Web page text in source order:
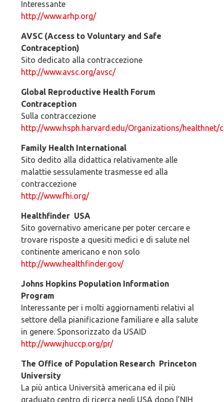
Interessante
http://www.arhp.org/
AVSC (Access to Voluntary and Safe
Contraception)
Sito dedicato alla contraccezione
http://www.avsc.org/avsc/
Global Reproductive Health Forum
Contraception
Sulla contraccezione
http://www.hsph.harvard.edu/Organizations/
Family Health International
Sito dedito alla didattica relativamente alle
malattie sessulamente trasmesse ed alla
contraccezione
http://www.fhi.org/
Healthfinder ­ USA
Sito governativo americane per poter cercare e
trovare risposte a quesiti medici e di salute nel
continente americano e non solo
http://www.healthfinder.gov/
Johns Hopkins Population Information
Program
Interessante per i molti aggiornamenti relativi al
settore della pianificazione familiare e alla salute
in genere. Sponsorizzato da USAID
http://www.jhuccp.org/pr/
The Office of Population Research ­ Princeton
University
La più antica Università americana ed il più
graduato centro di ricerca negli USA dopo l’NIH